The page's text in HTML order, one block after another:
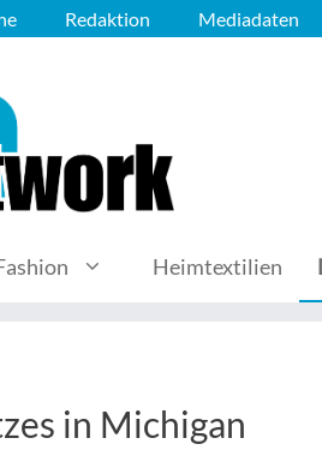
Redaktion Mediadaten
Heimtextilien
in Michigan